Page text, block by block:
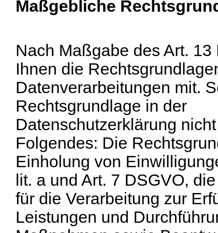
Maßgebliche
Nach Maßgabe des Art.
Ihnen die
Datenverarbeitungen mit.
Rechtsgrundlage in der
Datenschutzerklärung
Folgendes: Die
Einholung von
lit. a und Art. 7 DSGVO,
für die Verarbeitung zur
Leistungen und